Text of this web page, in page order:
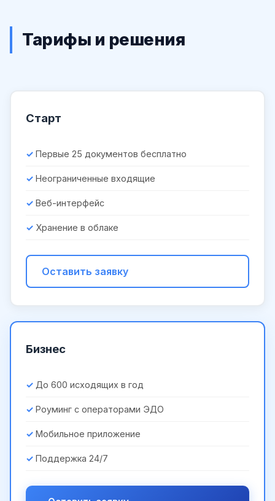
Тарифы и решения
Старт
Первые 25 документов бесплатно
Неограниченные входящие
Веб-интерфейс
Хранение в облаке
Оставить заявку
Бизнес
До 600 исходящих в год
Роуминг с операторами ЭДО
Мобильное приложение
Поддержка 24/7